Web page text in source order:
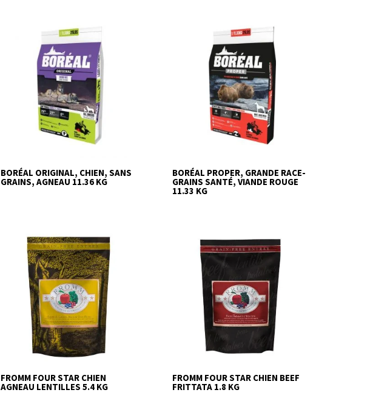
BORÉAL ORIGINAL, CHIEN, SANS
GRAINS, AGNEAU 11.36 KG
BORÉAL PROPER, GRANDE RACE-
GRAINS SANTÉ, VIANDE ROUGE
11.33 KG
FROMM FOUR STAR CHIEN
AGNEAU LENTILLES 5.4 KG
FROMM FOUR STAR CHIEN BEEF
FRITTATA 1.8 KG